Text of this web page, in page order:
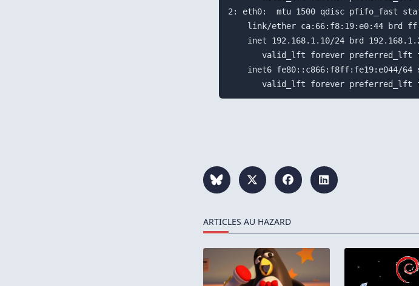
2: eth0:  mtu 1500 qdisc pfifo_fast
link/ether ca:66:f8:19:e0:44 brd
inet 192.168.1.10/24 brd
valid_lft forever preferred_lft
inet6 fe80::c866:f8ff:fe19:e044/64
ARTICLES AU HAZARD